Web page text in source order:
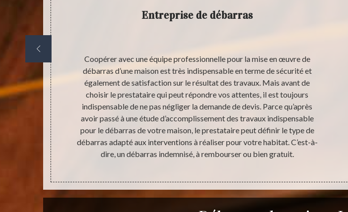
de devis
Entreprise de débarras
Coopérer avec une équipe professionnelle pour la mise en œuvre de
débarras d’une maison est très indispensable en terme de sécurité et
également de satisfaction sur le résultat des travaux. Mais avant de
choisir le prestataire qui peut répondre vos attentes, il est toujours
indispensable de ne pas négliger la demande de devis. Parce qu’après
avoir passé à une étude d’accomplissement des travaux indispensable
pour le débarras de votre maison, le prestataire peut définir le type de
débarras adapté aux interventions à réaliser pour votre habitat. C’est-à-
dire, un débarras indemnisé, à rembourser ou bien gratuit.